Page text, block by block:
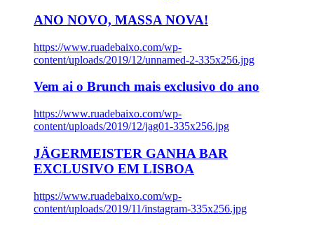
ANO NOVO, MASSA NOVA!
https://www.ruadebaixo.com/wp-
content/uploads/2019/12/unnamed-2-335x256.jpg
Vem ai o Brunch mais exclusivo do ano
https://www.ruadebaixo.com/wp-
content/uploads/2019/12/jag01-335x256.jpg
JÄGERMEISTER GANHA BAR
EXCLUSIVO EM LISBOA
https://www.ruadebaixo.com/wp-
content/uploads/2019/11/instagram-335x256.jpg